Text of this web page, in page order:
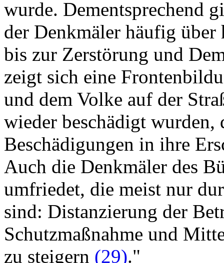
wurde. Dementsprechend
der Denkmäler häufig
bis zur Zerstörung und
zeigt sich eine
und dem Volke auf der
wieder beschädigt wurden,
Beschädigungen in ihre
Auch die Denkmäler des
umfriedet, die meist nur
sind: Distanzierung der
Schutzmaßnahme und
zu steigern (29)."